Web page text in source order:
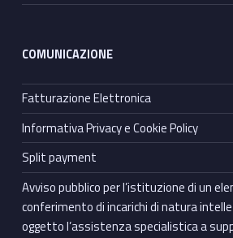
COMUNICAZIONE
Fatturazione Elettronica
Informativa Privacy e Cookie Policy
Split payment
Avviso pubblico per l’istituzione di un
conferimento di incarichi di natura
oggetto l’assistenza specialistica a